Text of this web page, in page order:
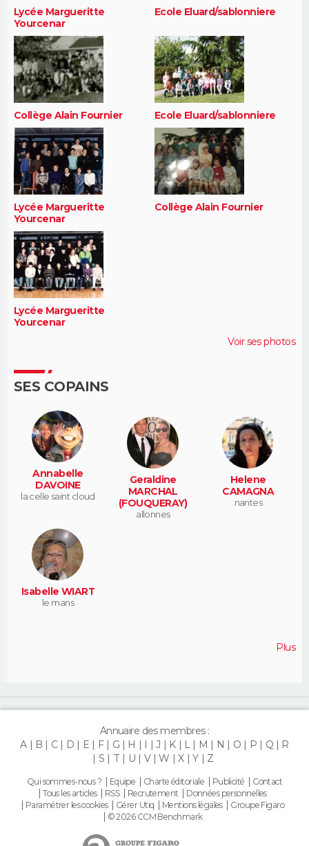
Lycée Margueritte
Yourcenar
Ecole Eluard/sablonniere
Collège Alain Fournier Ecole Eluard/sablonniere
Lycée Margueritte
Yourcenar
Collège Alain Fournier
Lycée Margueritte
Yourcenar
Voir ses photos
SES COPAINS
Annabelle
DAVOINE
la celle saint cloud
Geraldine
MARCHAL
(FOUQUERAY)
allonnes
Helene
CAMAGNA
nantes
Isabelle WIART
le mans
Plus
Annuaire des membres :
A
B C D E F G H I J K L M N O P Q
R
S
T U V W X Y Z
Qui sommes-nous ? Equipe Charte éditoriale Publicité
Contact
Tous les articles
RSS Recrutement
Données personnelles
Paramétrer les cookies
Gérer Utiq Mentions légales
Groupe Figaro
© 2026 CCM Benchmark